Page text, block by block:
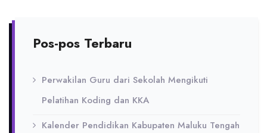
Pos-pos Terbaru
Perwakilan Guru dari Sekolah Mengikuti
Pelatihan Koding dan KKA
Kalender Pendidikan Kabupaten Maluku Tengah